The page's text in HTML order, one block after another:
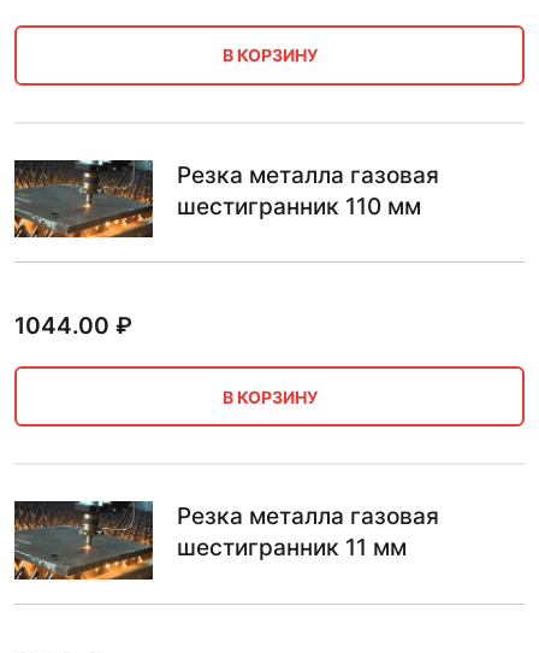
В КОРЗИНУ
Резка металла газовая
шестигранник 110 мм
1044.00 ₽
В КОРЗИНУ
Резка металла газовая
шестигранник 11 мм